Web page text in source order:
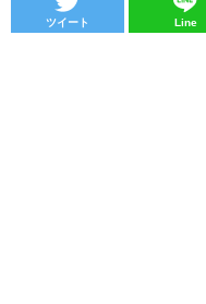
ツイート Line